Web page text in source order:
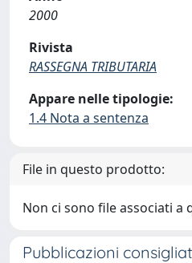
2000
Rivista
RASSEGNA TRIBUTARIA
Appare nelle tipologie:
1.4 Nota a sentenza
File in questo prodotto:
Non ci sono file associati a
Pubblicazioni